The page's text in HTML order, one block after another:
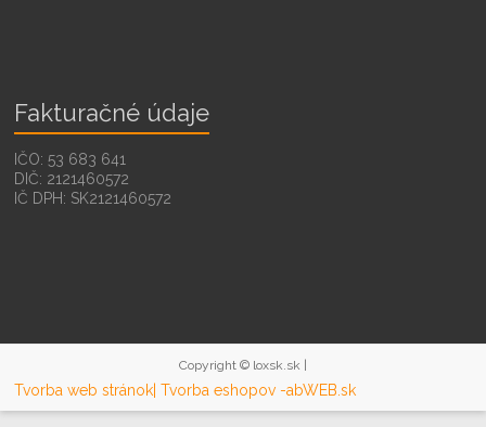
Fakturačné údaje
IČO: 53 683 641
DIČ: 2121460572
IČ DPH: SK2121460572
Copyright © loxsk.sk |
Tvorba web stránok | Tvorba eshopov -abWEB.sk